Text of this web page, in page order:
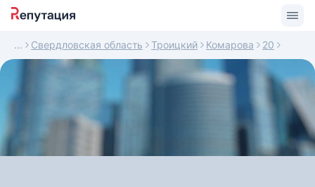
Свердловская область Троицкий Комарова 20